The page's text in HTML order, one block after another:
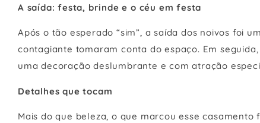
A saída: festa, brinde e o céu em festa
Após o tão esperado “sim”, a saída dos noivos foi
contagiante tomaram conta do espaço. Em
uma decoração deslumbrante e com atração
Detalhes que tocam
Mais do que beleza, o que marcou esse